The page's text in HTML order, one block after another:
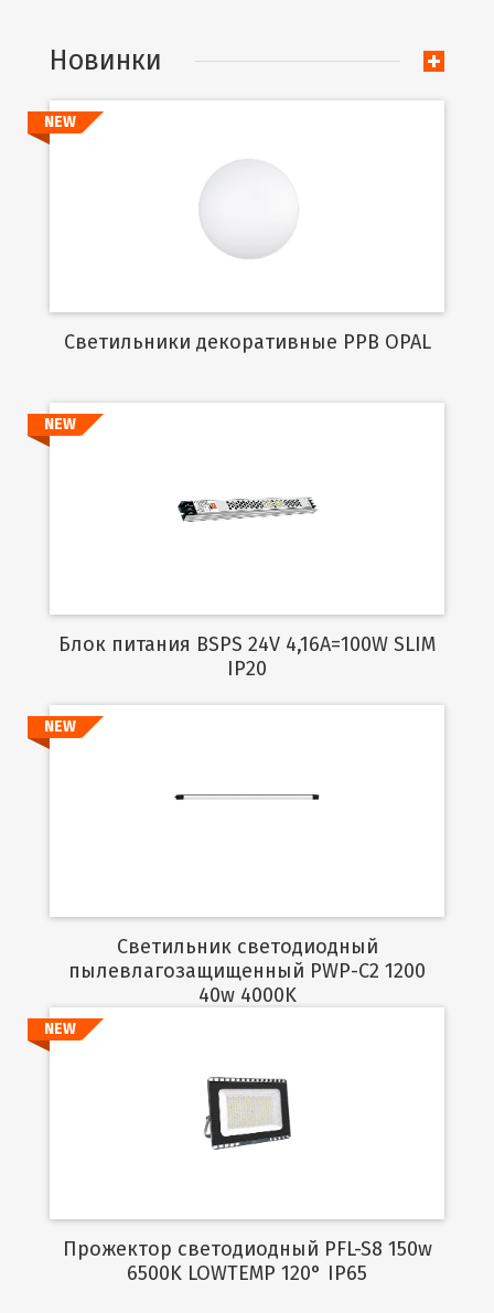
Новинки
NEW
Cветильники декоративные PPB OPAL
Подробнее
NEW
Блок питания BSPS 24V 4,16A=100W SLIM
IP20
NEW
Светильник светодиодный
пылевлагозащищенный PWP-C2 1200
40w 4000K
Подробнее
NEW
Прожектор светодиодный PFL-S8 150w
6500K LOWTEMP 120° IP65